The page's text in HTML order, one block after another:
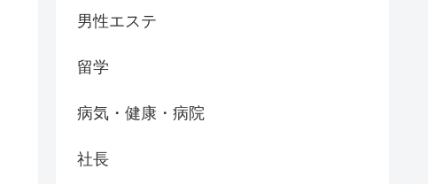
男性エステ
留学
病気・健康・病院
社長